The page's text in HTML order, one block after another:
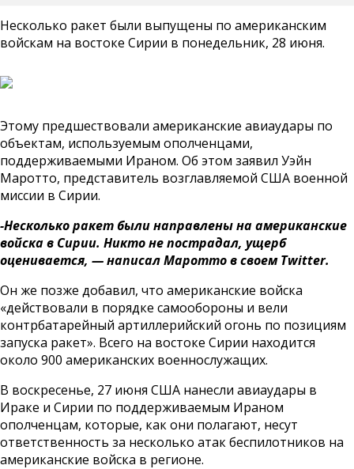
Несколько ракет были выпущены по американским
войскам на востоке Сирии в понедельник, 28 июня.
Этому предшествовали американские авиаудары по
объектам, используемым ополченцами,
поддерживаемыми Ираном. Об этом заявил Уэйн
Маротто, представитель возглавляемой США военной
миссии в Сирии.
-Несколько ракет были направлены на американские
войска в Сирии. Никто не пострадал, ущерб
оценивается, — написал Маротто в своем Twitter.
Он же позже добавил, что американские войска
«действовали в порядке самообороны и вели
контрбатарейный артиллерийский огонь по позициям
запуска ракет». Всего на востоке Сирии находится
около 900 американских военнослужащих.
В воскресенье, 27 июня США нанесли авиаудары в
Ираке и Сирии по поддерживаемым Ираном
ополченцам, которые, как они полагают, несут
ответственность за несколько атак беспилотников на
американские войска в регионе.